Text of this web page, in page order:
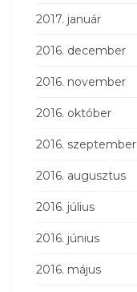
2017. január
2016. december
2016. november
2016. október
2016. szeptember
2016. augusztus
2016. július
2016. június
2016. május